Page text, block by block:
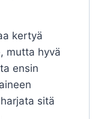
kertyä
mutta hyvä
ensin
sitä